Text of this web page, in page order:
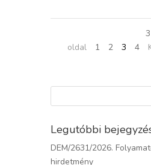
oldal
1 2 3 4
Legutóbbi
DEM/2631/2026.
hirdetmény